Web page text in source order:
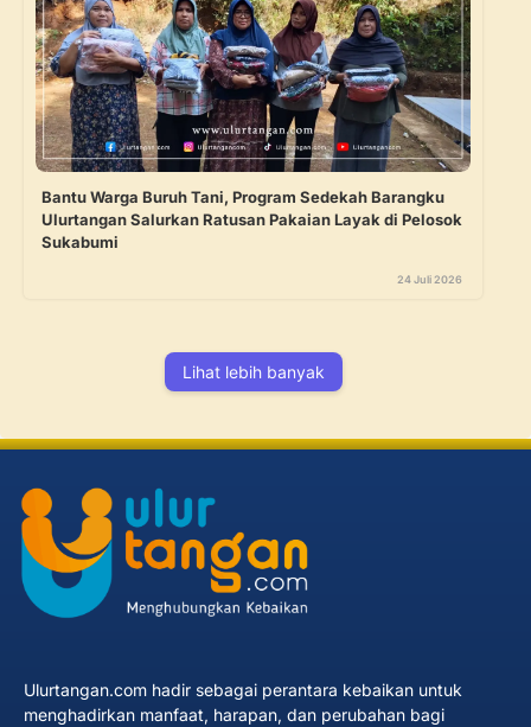
Bantu Warga Buruh Tani, Program Sedekah Barangku
Ulurtangan Salurkan Ratusan Pakaian Layak di Pelosok
Sukabumi
24 Juli 2026
Lihat lebih banyak
Ulurtangan.com hadir sebagai perantara kebaikan untuk
menghadirkan manfaat, harapan, dan perubahan bagi